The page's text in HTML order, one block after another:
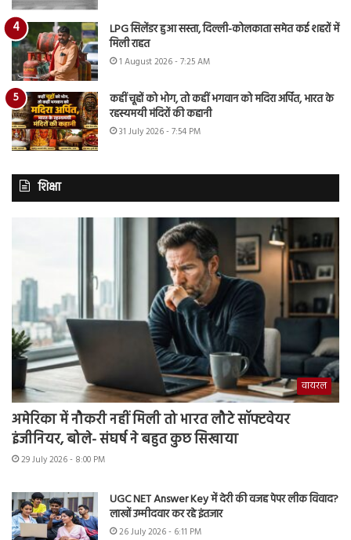
LPG सिलेंडर हुआ सस्ता, दिल्ली-कोलकाता समेत कई शहरों में
मिली राहत
1 August 2026 - 7:25 AM
कहीं चूहों को भोग, तो कहीं भगवान को मदिरा अर्पित, भारत के
रहस्यमयी मंदिरों की कहानी
31 July 2026 - 7:54 PM
शिक्षा
वायरल
अमेरिका में नौकरी नहीं मिली तो भारत लौटे सॉफ्टवेयर
इंजीनियर, बोले- संघर्ष ने बहुत कुछ सिखाया
29 July 2026 - 8:00 PM
UGC NET Answer Key में देरी की वजह पेपर लीक विवाद?
लाखों उम्मीदवार कर रहे इंतजार
26 July 2026 - 6:11 PM